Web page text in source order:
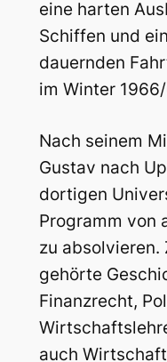
eine harten
Schiffen und
dauernden
im Winter
Nach seinem
Gustav nach
dortigen
Programm von
zu absolvieren.
gehörte
Finanzrecht,
auch